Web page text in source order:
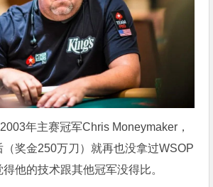
年主赛冠军Chris Moneymaker，
奖金250万刀）就再也没拿过WSOP
他的技术跟其他冠军没得比。